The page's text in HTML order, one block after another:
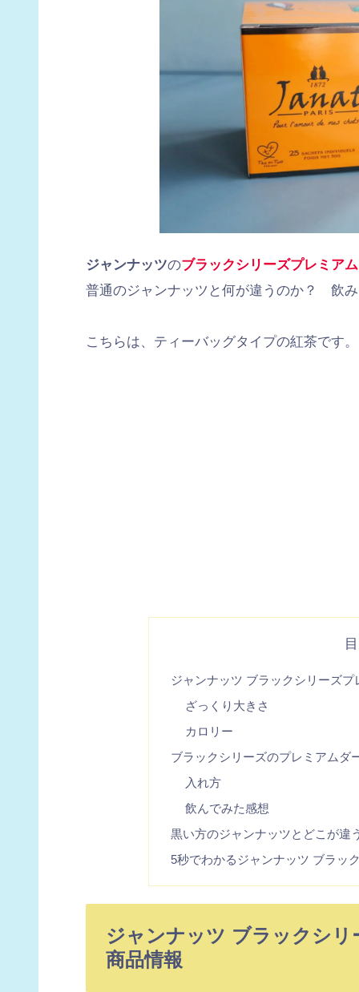
ジャンナッツのブラックシリーズプレミア
普通のジャンナッツと何が違うのか？ 飲
こちらは、ティーバッグタイプの紅茶です。
ジャンナッツ ブラックシリーズ
ざっくり大きさ
カロリー
ブラックシリーズのプレミアムダ
入れ方
飲んでみた感想
黒い方のジャンナッツとどこが違
5秒でわかるジャンナッツ ブラッ
ジャンナッツ ブラックシ
商品情報